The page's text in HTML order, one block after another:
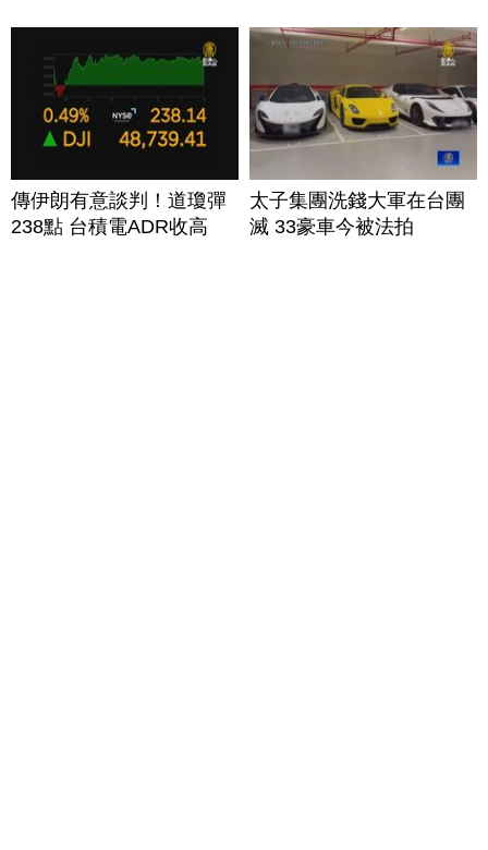
傳伊朗有意談判！道瓊彈
238點 台積電ADR收高
太子集團洗錢大軍在台團
滅 33豪車今被法拍